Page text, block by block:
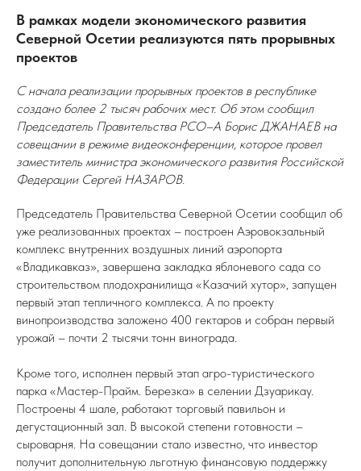
В рамках модели экономического развития
Северной Осетии реализуются пять прорывных
проектов
С начала реализации прорывных проектов в республике
создано более 2 тысяч рабочих мест. Об этом сообщил
Председатель Правительства РСО–А Борис ДЖАНАЕВ на
совещании в режиме видеоконференции, которое провел
заместитель министра экономического развития Российской
Федерации Сергей НАЗАРОВ.
Председатель Правительства Северной Осетии сообщил об
уже реализованных проектах – построен Аэровокзальный
комплекс внутренних воздушных линий аэропорта
«Владикавказ», завершена закладка яблоневого сада со
строительством плодохранилища «Казачий хутор», запущен
первый этап тепличного комплекса. А по проекту
винопроизводства заложено 400 гектаров и собран первый
урожай – почти 2 тысячи тонн винограда.
Кроме того, исполнен первый этап агро-туристического
парка «Мастер-Прайм. Березка» в селении Дзуарикау.
Построены 4 шале, работают торговый павильон и
дегустационный зал. В высокой степени готовности –
сыроварня. На совещании стало известно, что инвестор
получит дополнительную льготную финансовую поддержку